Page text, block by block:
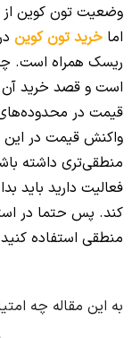
وضعیت تون کوین از
اما خرید تون کوین
است و قصد خرید آن
قیمت در
واکنش قیمت در
منطقی‌تری داشته
فعالیت دارید باید
کند. پس حتما در
منطقی استفاده
به این مقاله چه